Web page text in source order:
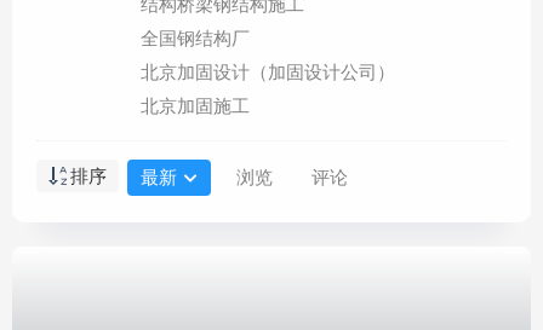
全国钢结构厂
北京加固设计（加固设计公司）
北京加固施工
排序 最新 浏览 评论